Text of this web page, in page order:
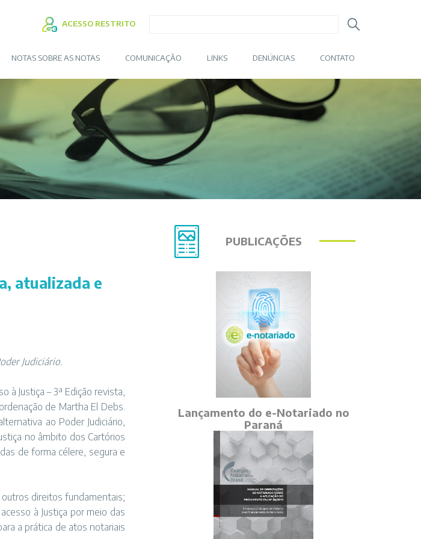
ACESSO RESTRITO
NOTAS SOBRE AS NOTAS COMUNICAÇÃO LINKS DENÚNCIAS CONTATO
atualizada e
Judiciário.
à Justiça – 3ª Edição revista,
de Martha El Debs.
ao Poder Judiciário,
no âmbito dos Cartórios
de forma célere, segura e
direitos fundamentais;
à Justiça por meio das
a prática de atos notariais
PUBLICAÇÕES
Lançamento do e-Notariado no
Paraná